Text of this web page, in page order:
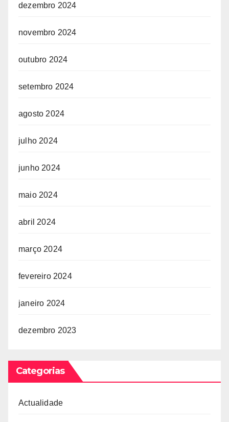
dezembro 2024
novembro 2024
outubro 2024
setembro 2024
agosto 2024
julho 2024
junho 2024
maio 2024
abril 2024
março 2024
fevereiro 2024
janeiro 2024
dezembro 2023
Categorias
Actualidade